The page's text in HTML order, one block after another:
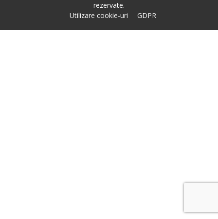
rezervate.
Utilizare cookie-uri
GDPR